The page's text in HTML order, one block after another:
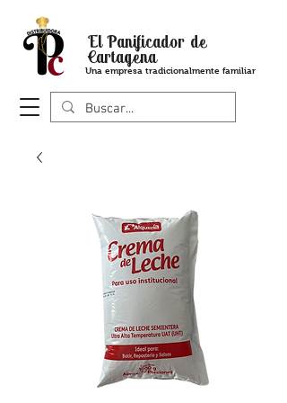
El Panificador de
Cartagena
Una empresa tradicionalmente familiar